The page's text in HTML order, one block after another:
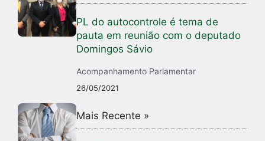
PL do autocontrole é tema de
pauta em reunião com o deputado
Domingos Sávio
Acompanhamento Parlamentar
26/05/2021
Mais Recente »